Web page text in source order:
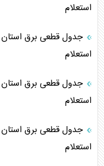
استعلام
استعلام
استعلام
استعلام